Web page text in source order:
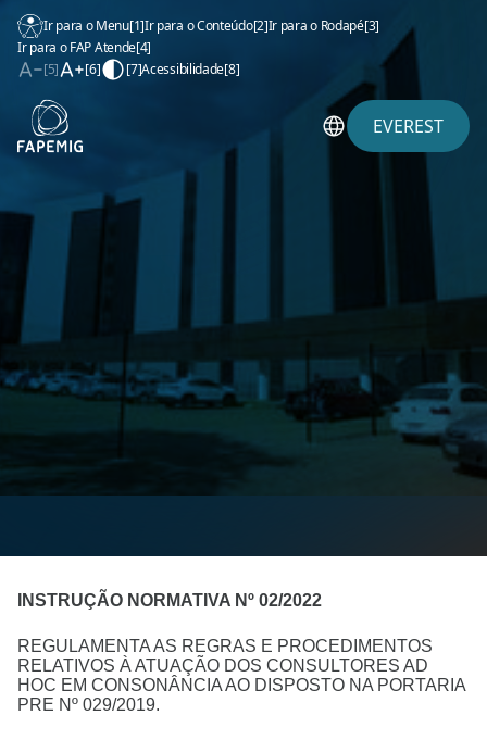
Ir para o Menu[1]Ir para o Conteúdo[2]Ir para o Rodapé[3]
Ir para o FAP Atende[4]
[5]
[6] [7]Acessibilidade[8]
EVEREST
INSTRUÇÃO NORMATIVA Nº 02/2022
REGULAMENTA AS REGRAS E PROCEDIMENTOS
RELATIVOS À ATUAÇÃO DOS CONSULTORES AD
HOC EM CONSONÂNCIA AO DISPOSTO NA PORTARIA
PRE Nº 029/2019.